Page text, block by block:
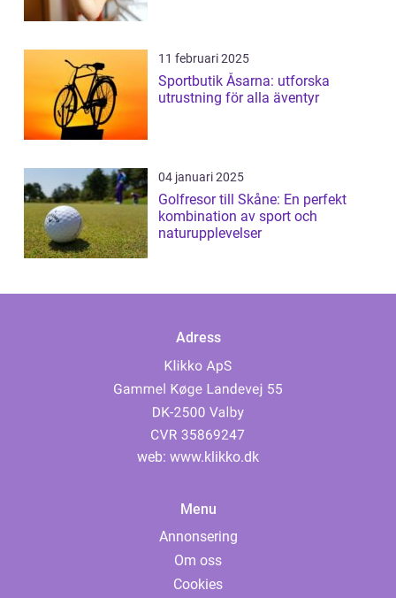
11 februari 2025
Sportbutik Åsarna: utforska
utrustning för alla äventyr
04 januari 2025
Golfresor till Skåne: En perfekt
kombination av sport och
naturupplevelser
Adress
web: www.klikko.dk
Menu
Annonsering
Om oss
Cookies